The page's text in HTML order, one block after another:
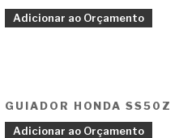
Adicionar ao Orçamento
GUIADOR HONDA SS50Z
Adicionar ao Orçamento